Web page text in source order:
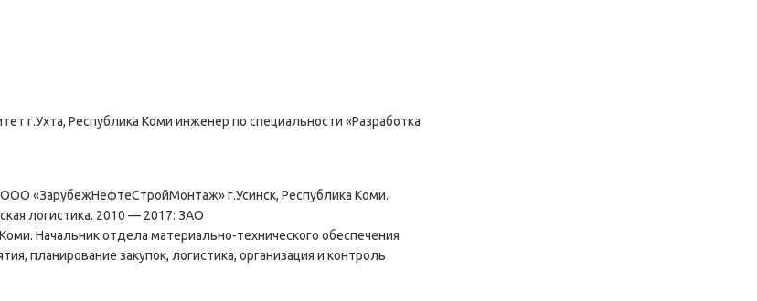
г.Ухта, Республика Коми инженер по специальности «Разработка
«ЗарубежНефтеСтройМонтаж» г.Усинск, Республика Коми.
логистика. 2010 — 2017: ЗАО
Начальник отдела материально-технического обеспечения
планирование закупок, логистика, организация и контроль